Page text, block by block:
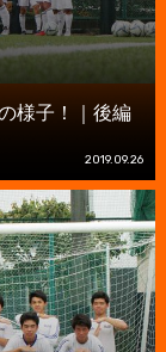
様子！｜後編
2019.09.26